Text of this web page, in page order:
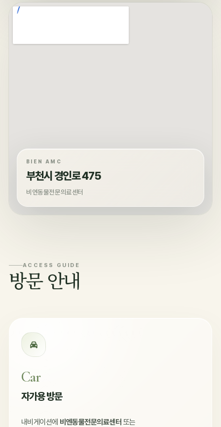
BIEN AMC
부천시 경인로 475
비엔동물전문의료센터
ACCESS GUIDE
방문 안내
Car
자가용 방문
내비게이션에 비엔동물전문의료센터 또는